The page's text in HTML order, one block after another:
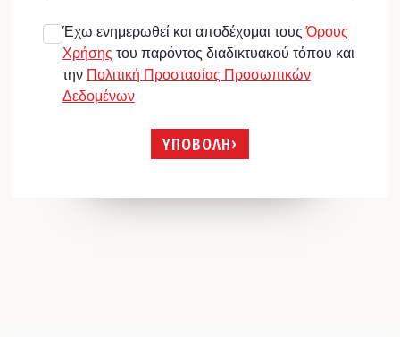
Έχω ενημερωθεί και αποδέχομαι τουςΌρους
Χρήσης του παρόντος διαδικτυακού τόπου και
την Πολιτική Προστασίας Προσωπικών
Δεδομένων
ΥΠΟΒΟΛΗ